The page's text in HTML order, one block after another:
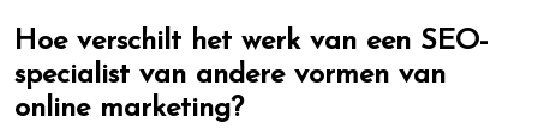
Hoe verschilt het werk van een SEO-
specialist van andere vormen van
online marketing?